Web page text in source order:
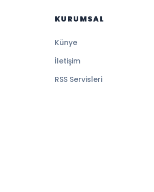
KURUMSAL
Künye
İletişim
RSS Servisleri